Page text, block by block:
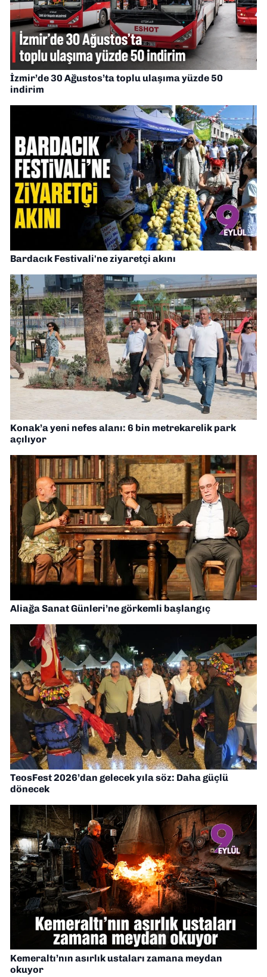
İzmir’de 30 Ağustos’ta toplu ulaşıma yüzde 50
indirim
Bardacık Festivali'ne ziyaretçi akını
Konak’a yeni nefes alanı: 6 bin metrekarelik park
açılıyor
Aliağa Sanat Günleri’ne görkemli başlangıç
TeosFest 2026’dan gelecek yıla söz: Daha güçlü
dönecek
Kemeraltı’nın asırlık ustaları zamana meydan
okuyor